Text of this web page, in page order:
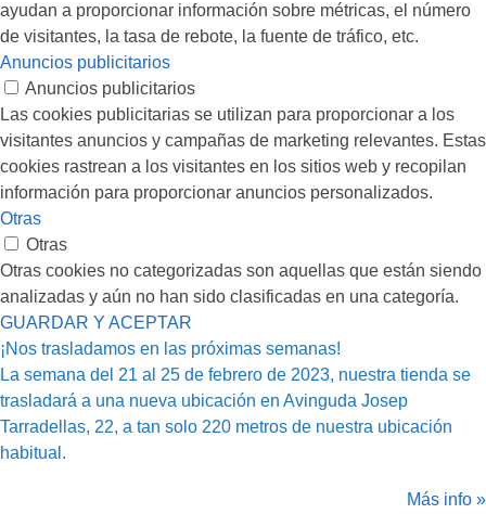
ayudan a proporcionar información sobre métricas, el número
de visitantes, la tasa de rebote, la fuente de tráfico, etc.
Anuncios publicitarios
Anuncios publicitarios
Las cookies publicitarias se utilizan para proporcionar a los
visitantes anuncios y campañas de marketing relevantes. Estas
cookies rastrean a los visitantes en los sitios web y recopilan
información para proporcionar anuncios personalizados.
Otras
Otras
Otras cookies no categorizadas son aquellas que están siendo
analizadas y aún no han sido clasificadas en una categoría.
GUARDAR Y ACEPTAR
¡Nos trasladamos en las próximas semanas!
La semana del 21 al 25 de febrero de 2023, nuestra tienda se
trasladará a una nueva ubicación en Avinguda Josep
Tarradellas, 22, a tan solo 220 metros de nuestra ubicación
habitual.
Más info »